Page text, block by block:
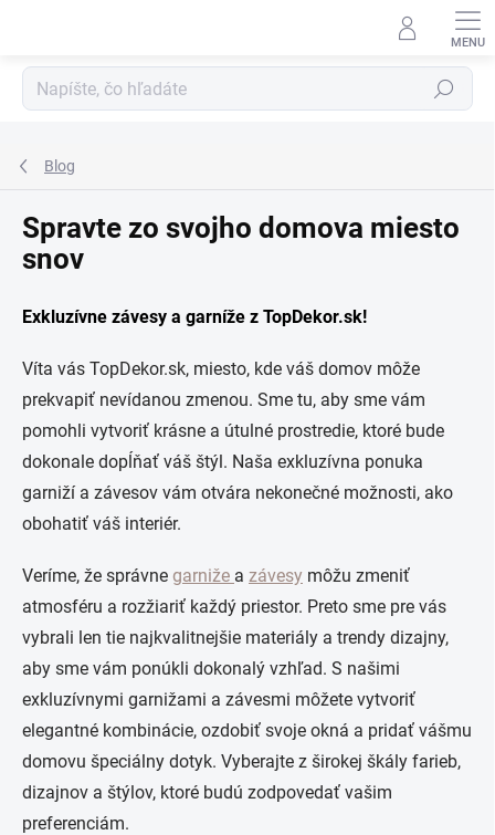
obsah
Hľadať
Blog
Spravte zo svojho domova miesto
snov
Exkluzívne závesy a garníže z TopDekor.sk!
Víta vás TopDekor.sk, miesto, kde váš domov môže
prekvapiť nevídanou zmenou. Sme tu, aby sme vám
pomohli vytvoriť krásne a útulné prostredie, ktoré bude
dokonale dopĺňať váš štýl. Naša exkluzívna ponuka
garniží a závesov vám otvára nekonečné možnosti, ako
obohatiť váš interiér.
Veríme, že správne garniže a závesy môžu zmeniť
atmosféru a rozžiariť každý priestor. Preto sme pre vás
vybrali len tie najkvalitnejšie materiály a trendy dizajny,
aby sme vám ponúkli dokonalý vzhľad. S našimi
exkluzívnymi garnižami a závesmi môžete vytvoriť
elegantné kombinácie, ozdobiť svoje okná a pridať vášmu
domovu špeciálny dotyk. Vyberajte z širokej škály farieb,
dizajnov a štýlov, ktoré budú zodpovedať vašim
preferenciám.